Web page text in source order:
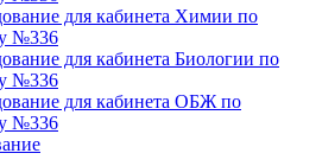
для кабинета Химии по
№336
для кабинета Биологии по
№336
для кабинета ОБЖ по
№336